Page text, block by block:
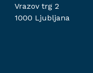
Vrazov trg 2
1000 Ljubljana